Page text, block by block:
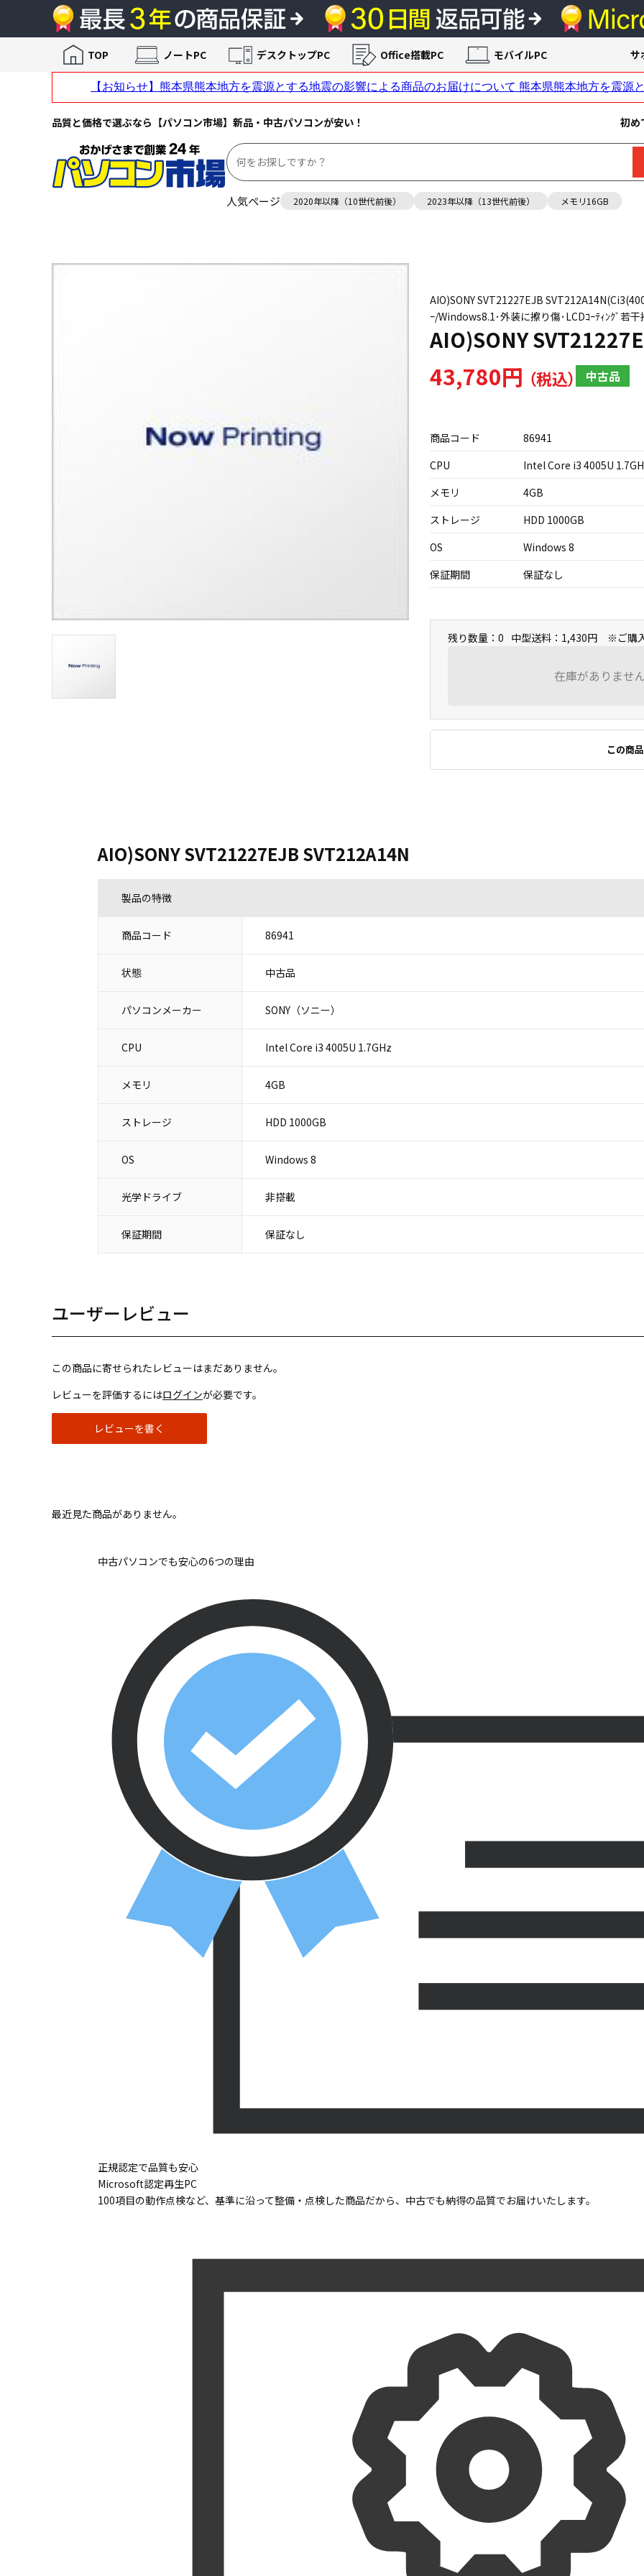
品質と価格で選ぶなら【パソコン市場】新品・中古パソコンが安い！ 初め
人気ページ 2020年以降（10世代前後） 2023年以降（13世代前後） メモリ16GB
TOP ノートPC デスクトップPC Office搭載PC モバイルPC サ
AIO)SONY SVT21227EJB
ｰ/Windows8.1･外装に擦り傷･LCDｺｰﾃｨﾝｸﾞ若干
AIO)SONY
43,780円 中古品
商品コード
86941
CPU
Intel Core i3 4005U
メモリ
4GB
ストレージ
HDD 1000GB
OS
Windows 8
保証期間
保証なし
残り数量：0 中型送料：1,430円 ※ご購入
在庫がありませ
この商
AIO)SONY SVT21227EJB SVT212A14N
製品の特徴
商品コード 86941
状態 中古品
パソコンメーカー SONY（ソニー）
CPU Intel Core i3 4005U 1.7GHz
メモリ 4GB
ストレージ HDD 1000GB
OS Windows 8
光学ドライブ 非搭載
保証期間 保証なし
ユーザーレビュー
この商品に寄せられたレビューはまだありません。
レビューを評価するにはログインが必要です。
レビューを書く
最近見た商品がありません。
中古パソコンでも安心の6つの理由
正規認定で品質も安心
Microsoft認定再生PC
100項目の動作点検など、基準に沿って整備・点検した商品だから、中古でも納得の品質でお届けいたします。